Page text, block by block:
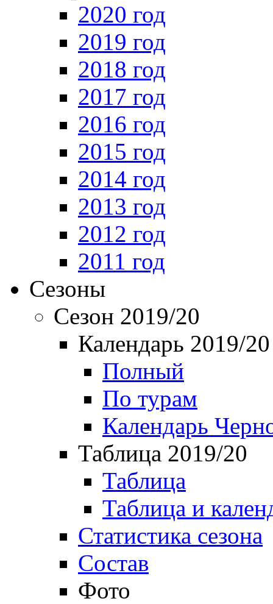
2020 год
2019 год
2018 год
2017 год
2016 год
2015 год
2014 год
2013 год
2012 год
2011 год
Сезоны
Сезон 2019/20
Календарь 2019/20
Полный
По турам
Календарь
Таблица 2019/20
Таблица
Таблица и
Статистика сезона
Состав
Фото